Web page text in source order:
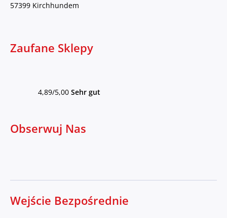
57399 Kirchhundem
Zaufane Sklepy
4,89/5,00 Sehr gut
Obserwuj Nas
Wejście Bezpośrednie